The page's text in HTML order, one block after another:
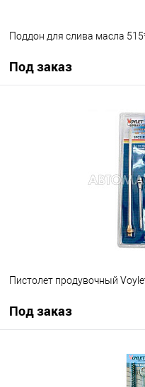
Поддон для слива масла
Под заказ
Пистолет продувочный
Под заказ